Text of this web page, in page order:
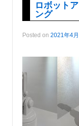
ロボット
ング
Posted on 2021年4